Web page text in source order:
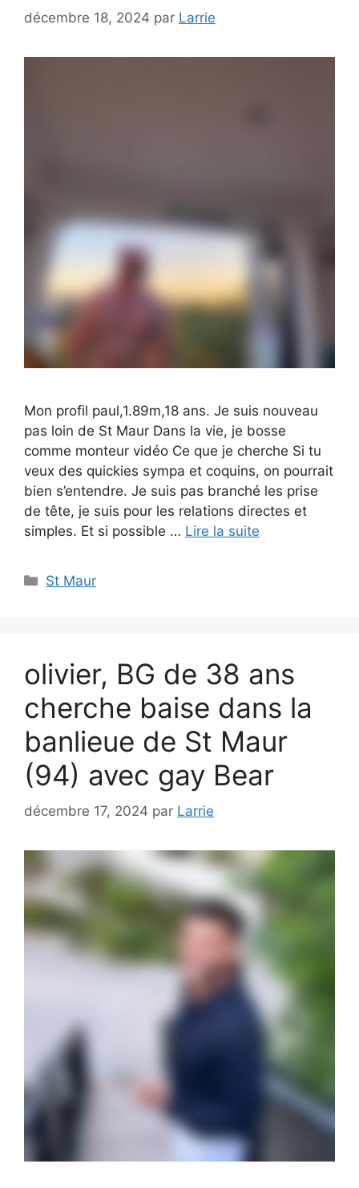
décembre 18, 2024 par Larrie
Mon profil paul,1.89m,18 ans. Je suis nouveau
pas loin de St Maur Dans la vie, je bosse
comme monteur vidéo Ce que je cherche Si tu
veux des quickies sympa et coquins, on pourrait
bien s’entendre. Je suis pas branché les prise
de tête, je suis pour les relations directes et
simples. Et si possible … Lire la suite
Catégories
St Maur
olivier, BG de 38 ans
cherche baise dans la
banlieue de St Maur
(94) avec gay Bear
décembre 17, 2024 par Larrie